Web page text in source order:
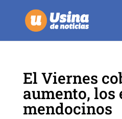
El Viernes
aumento, los
mendocinos